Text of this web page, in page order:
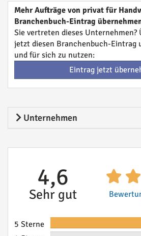
Mehr Aufträge von privat für
Branchenbuch-Eintrag
Sie vertreten dieses Unternehmen?
jetzt diesen Branchenbuch-Eintrag
und für sich zu nutzen:
Eintrag jetzt
Unternehmen
4,6
Sehr gut
5 Sterne